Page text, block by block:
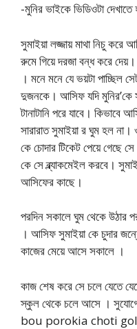
-মুনির ভাইকে ভিডিওটা দেখাতে
সুমাইয়া লজ্জায় মাথা নিচু করে
রুমে গিয়ে দরজা বন্ধ করে
। মনে মনে যে ভয়টা পাচ্ছিল
দুজনকে। আসিফ যদি মুনির’কে
টানাটানি পরে যাবে। কিভাবে
সারারাত সুমাইয়া র ঘুম হল
কে চোদার টিকেট পেয়ে গেছে
কে সে ব্ল্যাকমেইল করবে।
আসিফের কাছে।
পরদিন সকালে ঘুম থেকে উঠার
। আসিফ সুমাইয়া কে চুদার
কাজের মেয়ে আসে সকালে ।
কাজ শেষ করে সে চলে যেতে
স্কুল থেকে চলে আসে ।
bou porokia choti